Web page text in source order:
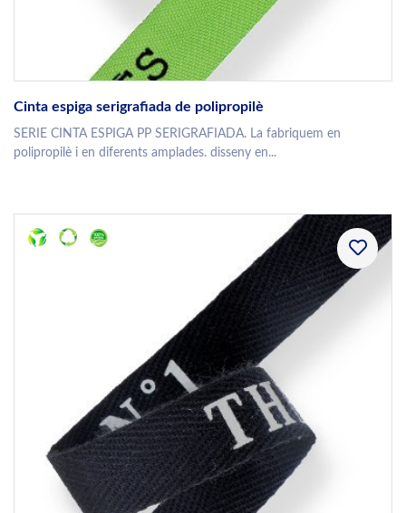
Cinta espiga serigrafiada de polipropilè
SERIE CINTA ESPIGA PP SERIGRAFIADA. La fabriquem en
polipropilè i en diferents amplades. disseny en...